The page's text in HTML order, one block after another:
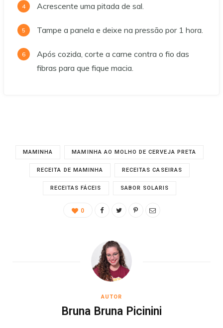
Acrescente uma pitada de sal.
Tampe a panela e deixe na pressão por 1 hora.
Após cozida, corte a carne contra o fio das
fibras para que fique macia.
MAMINHA MAMINHA AO MOLHO DE CERVEJA PRETA
RECEITA DE MAMINHA RECEITAS CASEIRAS
RECEITAS FÁCEIS SABOR SOLARIS
0
AUTOR
Bruna Bruna Picinini